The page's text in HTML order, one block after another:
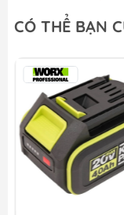
Sạc Pin
1.926.900₫
CÓ THỂ BẠN